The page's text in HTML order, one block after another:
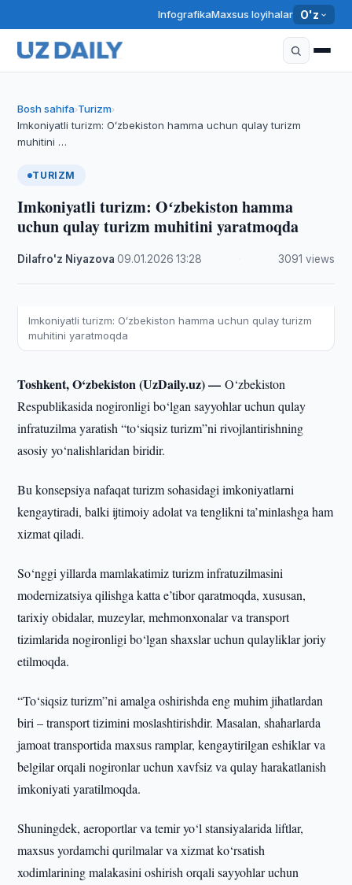
InfografikaMaxsus loyihalar O'z
Bosh sahifa›Turizm›
Imkoniyatli turizm: Oʻzbekiston hamma uchun qulay turizm
muhitini …
TURIZM
Imkoniyatli turizm: Oʻzbekiston hamma
uchun qulay turizm muhitini yaratmoqda
Dilafro'z Niyazova ·09.01.2026 ·13:28 3091 views
Imkoniyatli turizm: Oʻzbekiston hamma uchun qulay turizm
muhitini yaratmoqda
Toshkent, O‘zbekiston (UzDaily.uz) —O‘zbekiston
Respublikasida nogironligi bo‘lgan sayyohlar uchun qulay
infratuzilma yaratish “to‘siqsiz turizm”ni rivojlantirishning
asosiy yo‘nalishlaridan biridir.
Bu konsepsiya nafaqat turizm sohasidagi imkoniyatlarni
kengaytiradi, balki ijtimoiy adolat va tenglikni ta’minlashga ham
xizmat qiladi.
So‘nggi yillarda mamlakatimiz turizm infratuzilmasini
modernizatsiya qilishga katta e’tibor qaratmoqda, xususan,
tarixiy obidalar, muzeylar, mehmonxonalar va transport
tizimlarida nogironligi bo‘lgan shaxslar uchun qulayliklar joriy
etilmoqda.
“To‘siqsiz turizm”ni amalga oshirishda eng muhim jihatlardan
biri – transport tizimini moslashtirishdir. Masalan, shaharlarda
jamoat transportida maxsus ramplar, kengaytirilgan eshiklar va
belgilar orqali nogironlar uchun xavfsiz va qulay harakatlanish
imkoniyati yaratilmoqda.
Shuningdek, aeroportlar va temir yo‘l stansiyalarida liftlar,
maxsus yordamchi qurilmalar va xizmat ko‘rsatish
xodimlarining malakasini oshirish orqali sayyohlar uchun